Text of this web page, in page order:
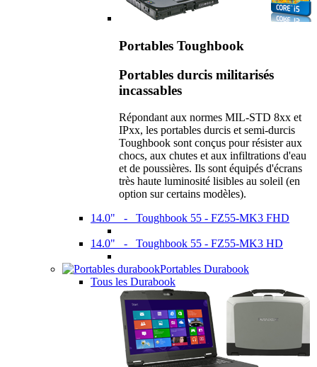
Portables Toughbook
Portables durcis militarisés
incassables
Répondant aux normes MIL-STD 8xx et
IPxx, les portables durcis et semi-durcis
Toughbook sont conçus pour résister aux
chocs, aux chutes et aux infiltrations d'eau
et de poussières. Ils sont équipés d'écrans
très haute luminosité lisibles au soleil (en
option sur certains modèles).
14.0" - Toughbook 55 - FZ55-MK3 FHD
14.0" - Toughbook 55 - FZ55-MK3 HD
Portables Durabook
Tous les Durabook